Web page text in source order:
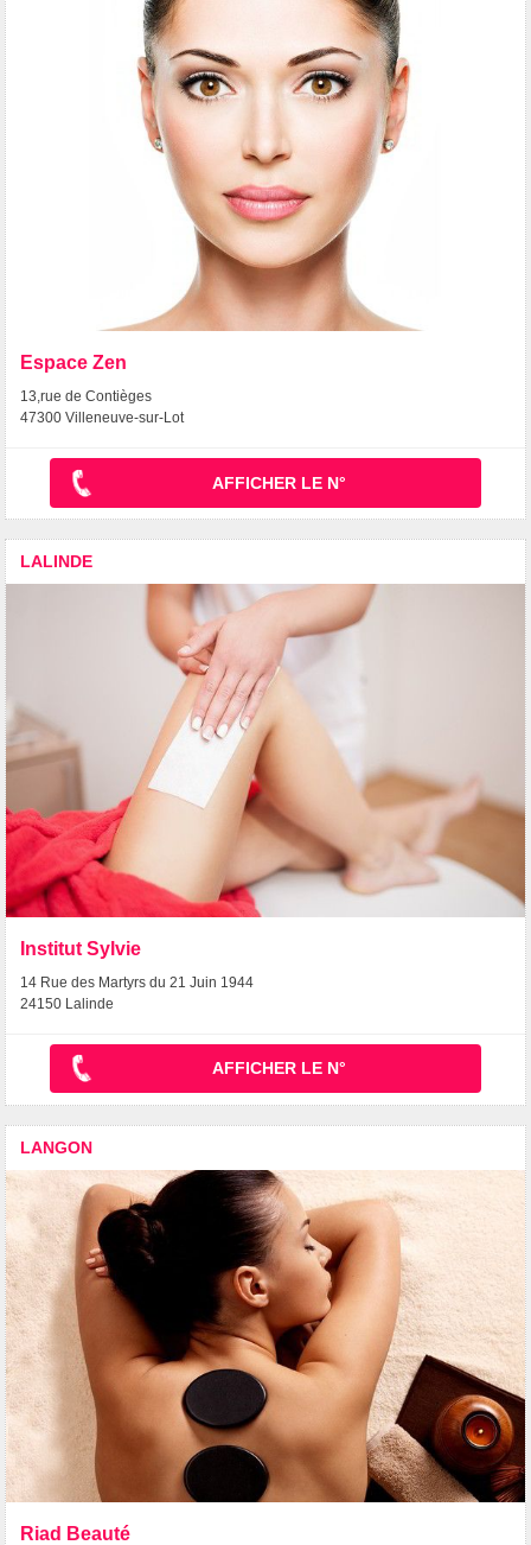
Espace Zen
13,rue de Contièges
47300 Villeneuve-sur-Lot
AFFICHER LE N°
LALINDE
Institut Sylvie
14 Rue des Martyrs du 21 Juin 1944
24150 Lalinde
AFFICHER LE N°
LANGON
Riad Beauté